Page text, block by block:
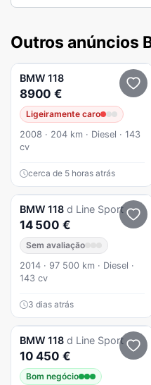
Outros anúncios
BMW 118
8900 €
Ligeiramente caro
2008 · 204 km · Diesel · 143
cv
cerca de 5 horas atrás
BMW 118 d Line Sport
14 500 €
Sem avaliação
2014 · 97 500 km · Diesel ·
143 cv
3 dias atrás
BMW 118 d Line Sport
10 450 €
Bom negócio